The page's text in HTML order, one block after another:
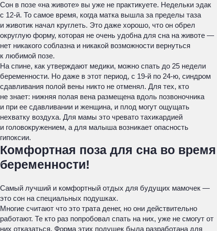
Сон в позе «на животе» вы уже не практикуете. Недельки эдак
с 12-й. То самое время, когда матка вышла за пределы таза
и животик начал круглеть. Это даже хорошо, что он обрел
округлую форму, которая не очень удобна для сна на животе —
нет никакого соблазна и никакой возможности вернуться
к любимой позе.
На спине, как утверждают медики, можно спать до 25 недели
беременности. Но даже в этот период, с 19-й по 24-ю, синдром
сдавливания полой вены никто не отменял. Для тех, кто
не знает: нижняя полая вена размещена вдоль позвоночника
и при ее сдавливании и женщина, и плод могут ощущать
нехватку воздуха. Для мамы это чревато тахикардией
и головокружением, а для малыша возникает опасность
гипоксии.
Комфортная поза для сна во время
беременности!
Самый лучший и комфортный отдых для будущих мамочек —
это сон на специальных подушках.
Многие считают что это трата денег, но они действительно
работают. Те кто раз попробовал спать на них, уже не смогут от
них отказаться. Форма этих подушек была разработана для